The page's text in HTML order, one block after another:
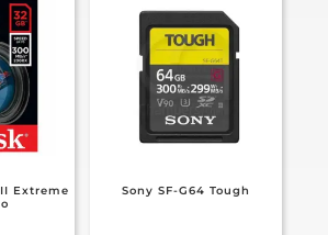
Extreme
Sony SF-G64 Tough